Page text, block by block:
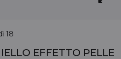
18
EFFETTO PELLE